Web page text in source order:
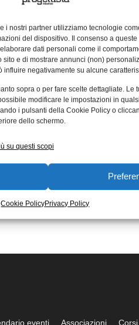
i nostri partner utilizziamo tecnologie
del dispositivo. Il consenso a queste
dati personali come il
e di mostrare annunci (non)
negativamente su alcune
sopra o per fare scelte dettagliate. Le
modificare le impostazioni in
i pulsanti della Cookie Policy o
dello schermo.
su questi scopi
Cookie PolicyPrivacy Policy
eventi Associazioni